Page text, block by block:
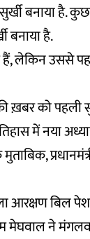
बनाया है.
बनाया है.
हैं, लेकिन उससे
को पहली
में नया
आरक्षण बिल
मेघवाल ने